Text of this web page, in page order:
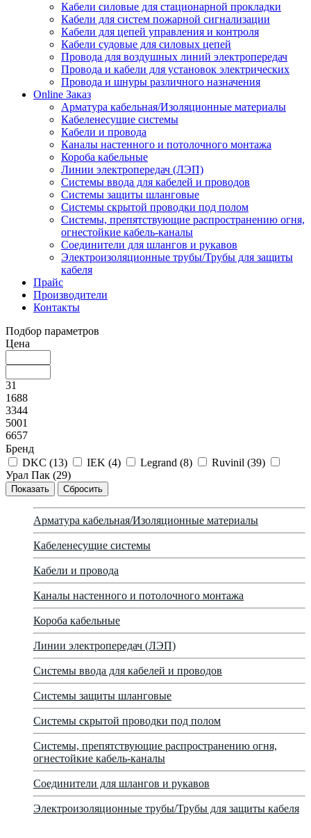
Кабели силовые для стационарной прокладки
Кабели для систем пожарной сигнализации
Кабели для цепей управления и контроля
Кабели судовые для силовых цепей
Провода для воздушных линий электропередач
Провода и кабели для установок электрических
Провода и шнуры различного назначения
Online Заказ
Арматура кабельная/Изоляционные материалы
Кабеленесущие системы
Кабели и провода
Каналы настенного и потолочного монтажа
Короба кабельные
Линии электропередач (ЛЭП)
Системы ввода для кабелей и проводов
Системы защиты шланговые
Системы скрытой проводки под полом
Системы, препятствующие распространению огня,
огнестойкие кабель-каналы
Соединители для шлангов и рукавов
Электроизоляционные трубы/Трубы для защиты
кабеля
Прайс
Производители
Контакты
Подбор параметров
Цена
31
1688
3344
5001
6657
Бренд
DKC (13) IEK (4) Legrand (8) Ruvinil (39)
Урал Пак (29)
Арматура кабельная/Изоляционные материалы
Кабеленесущие системы
Кабели и провода
Каналы настенного и потолочного монтажа
Короба кабельные
Линии электропередач (ЛЭП)
Системы ввода для кабелей и проводов
Системы защиты шланговые
Системы скрытой проводки под полом
Системы, препятствующие распространению огня,
огнестойкие кабель-каналы
Соединители для шлангов и рукавов
Электроизоляционные трубы/Трубы для защиты кабеля